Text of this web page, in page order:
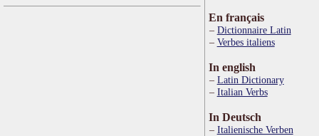
En français
Dictionnaire Latin
Verbes italiens
In english
Latin Dictionary
Italian Verbs
In Deutsch
Italienische Verben